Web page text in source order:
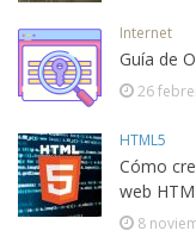
Internet
Guía de
26
HTML5
Cómo
web
8